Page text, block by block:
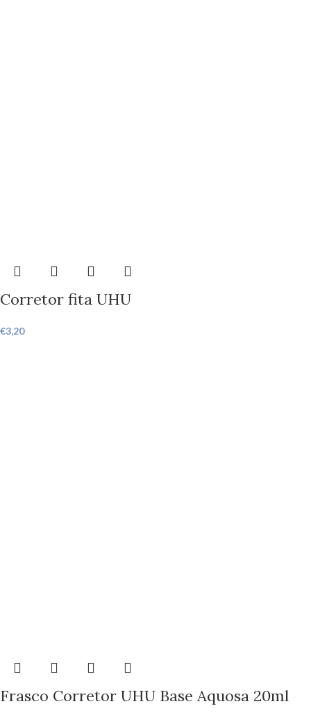
Corretor fita UHU
€3,20
Frasco Corretor UHU Base Aquosa 20ml